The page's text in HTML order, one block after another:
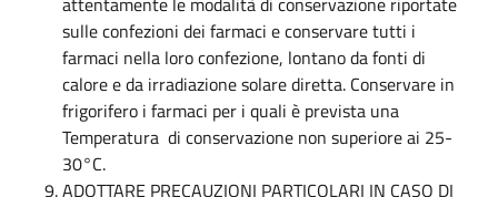
sulle confezioni dei farmaci e conservare tutti i
farmaci nella loro confezione, lontano da fonti di
calore e da irradiazione solare diretta. Conservare in
frigorifero i farmaci per i quali è prevista una
Temperatura di conservazione non superiore ai 25-
30°C.
ADOTTARE PRECAUZIONI PARTICOLARI IN CASO DI